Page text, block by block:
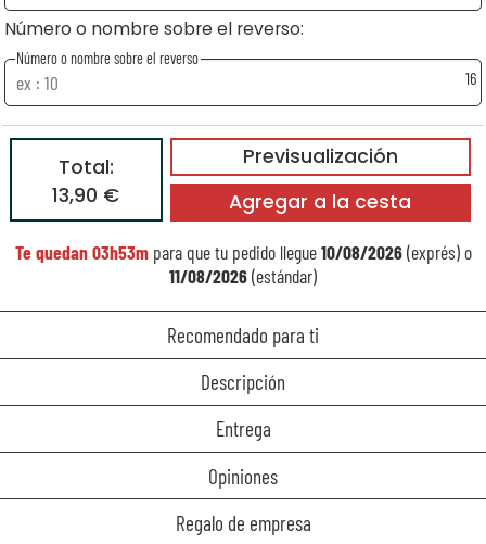
Número o nombre sobre el reverso:
Número o nombre sobre el reverso
16
Previsualización
Total:
13,90 €
Agregar a la cesta
Te quedan03h53mpara que tu pedido llegue10/08/2026(exprés) o
11/08/2026(estándar)
Recomendado para ti
Descripción
Entrega
Opiniones
Regalo de empresa